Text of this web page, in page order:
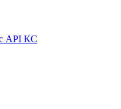
API КС